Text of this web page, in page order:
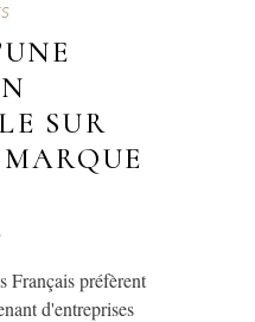
SUR
Français préfèrent
d'entreprises